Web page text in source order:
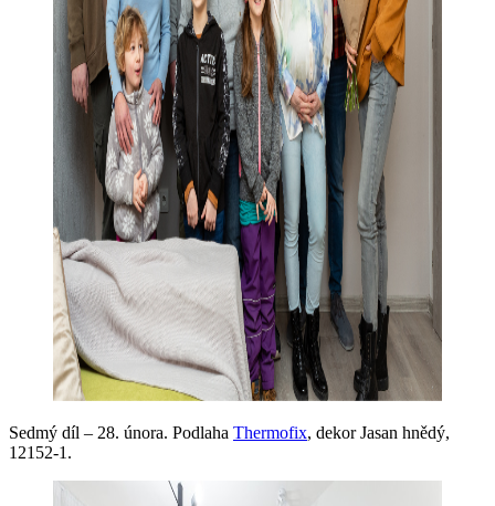
Sedmý díl – 28. února. Podlaha Thermofix, dekor Jasan hnědý,
12152-1.